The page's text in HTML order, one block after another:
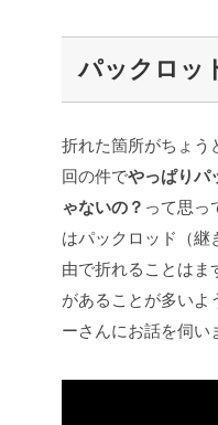
パックロッ
折れた箇所がちょう
回の件でやっぱりパ
ゃないの？ って思っ
はパックロッド（継
由で折れることはま
があることが多いよ
ーさんにお話を伺い